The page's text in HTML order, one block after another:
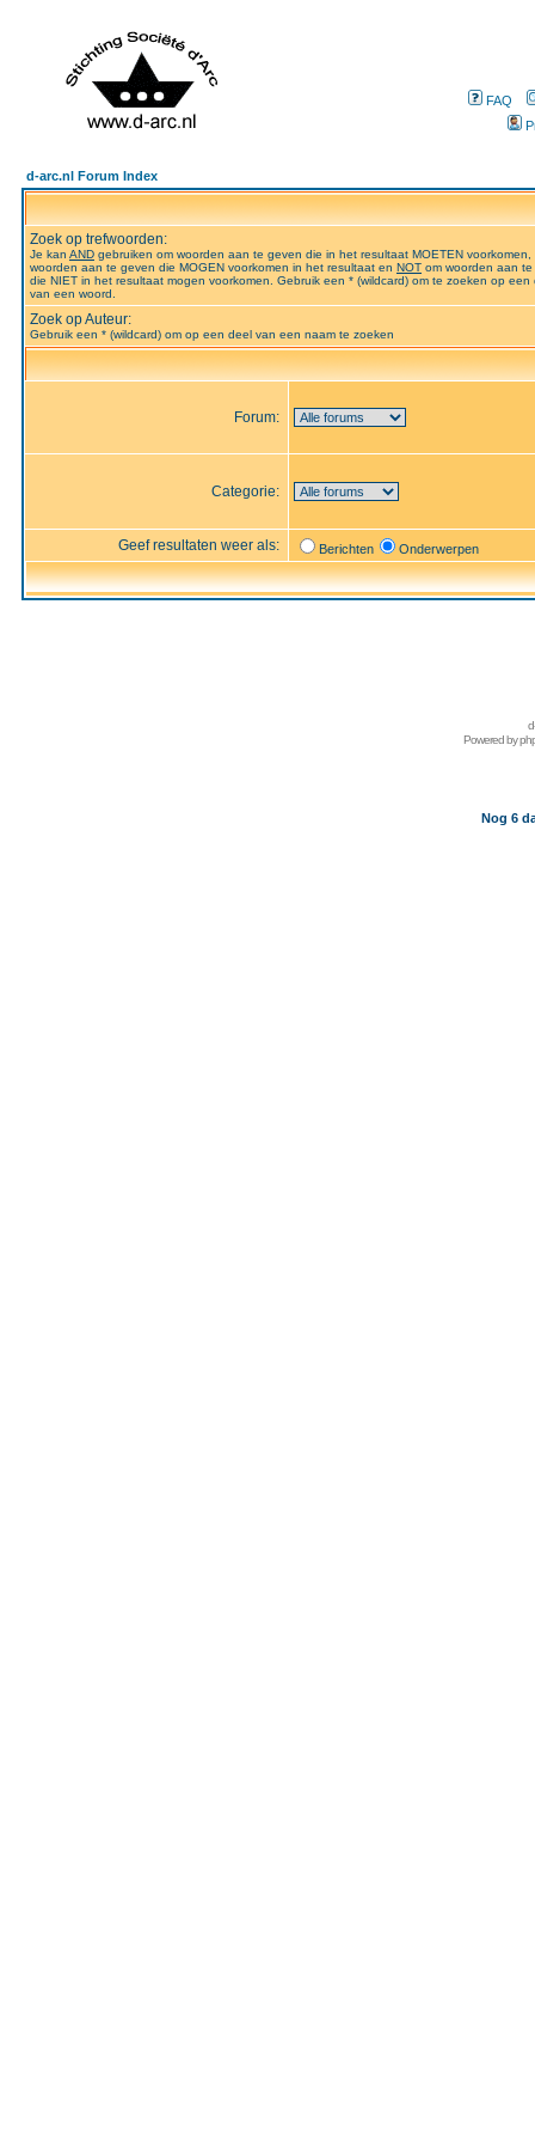
FAQ
d-arc.nl Forum Index
Zoek op trefwoorden:
Je kan AND gebruiken om woorden aan te geven die in het resultaat MOETEN voorkomen,
woorden aan te geven die MOGEN voorkomen in het resultaat en NOT om woorden aan
die NIET in het resultaat mogen voorkomen. Gebruik een * (wildcard) om te zoeken op een
van een woord.
Zoek op Auteur:
Gebruik een * (wildcard) om op een deel van een naam te zoeken
Forum:
Categorie:
Geef resultaten weer als: Berichten Onderwerpen
Powered by
Nog 6